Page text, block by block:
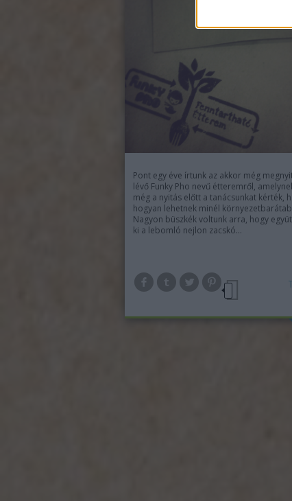
Pont egy éve írtunk az akkor még
lévő Funky Pho nevű étteremről,
még a nyitás előtt a tanácsunkat kérték,
hogyan lehetnek minél
Nagyon büszkék voltunk arra, hogy
ki a lebomló nejlon zacskó…